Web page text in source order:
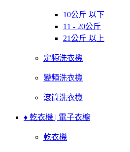
10公斤 以下
11 - 20公斤
21公斤 以上
定頻洗衣機
變頻洗衣機
滾筒洗衣機
♦ 乾衣機 | 電子衣櫥
乾衣機